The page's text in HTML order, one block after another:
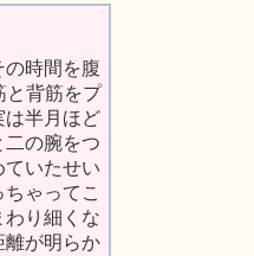
時間を腹
と背筋をプ
は半月ほど
の腕をつ
いたせい
ゃってこ
り細くな
離が明らか